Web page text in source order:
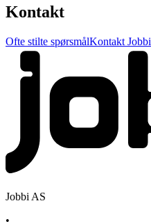
Kontakt
Ofte stilte spørsmålKontakt Jobbi
Jobbi AS
•